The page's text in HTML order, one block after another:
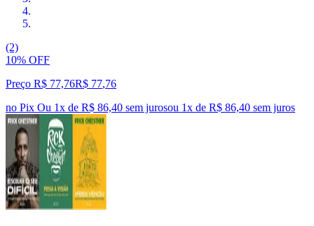
(2)
10% OFF
Preço R$ 77,76R$ 77,76
no Pix Ou 1x de R$ 86,40 sem jurosou 1x de R$ 86,40 sem juros